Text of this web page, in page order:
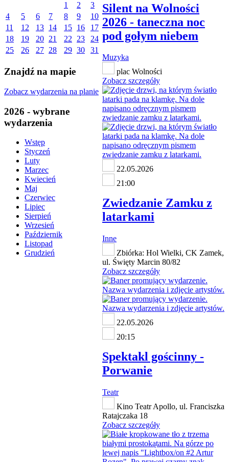
1
2
3
4
5 6 7 8 9
10
11
12 13 14 15 16
17
18
19 20 21 22 23
24
25
26 27 28 29 30 31
Znajdź na mapie
Zobacz wydarzenia na planie
2026 - wybrane
wydarzenia
Wstęp
Styczeń
Luty
Marzec
Kwiecień
Maj
Czerwiec
Lipiec
Sierpień
Wrzesień
Październik
Listopad
Grudzień
Silent na Wolności
2026 - taneczna noc
pod gołym niebem
Muzyka
plac Wolności
Zobacz szczegóły
22.05.2026
21:00
Zwiedzanie Zamku z
latarkami
Inne
Zbiórka: Hol Wielki, CK Zamek,
ul. Święty Marcin 80/82
Zobacz szczegóły
22.05.2026
20:15
Spektakl gościnny -
Porwanie
Teatr
Kino Teatr Apollo, ul. Franciszka
Ratajczaka 18
Zobacz szczegóły